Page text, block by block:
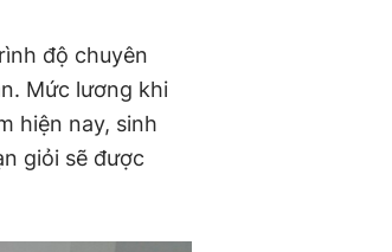
độ chuyên
Mức lương khi
hiện nay, sinh
giỏi sẽ được